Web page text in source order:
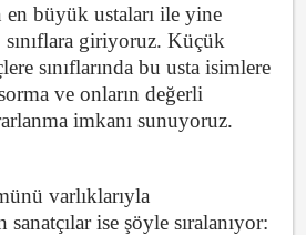
büyük ustaları ile yine
giriyoruz. Küçük
sınıflarında bu usta isimlere
ve onların değerli
imkanı sunuyoruz.
varlıklarıyla
ise şöyle sıralanıyor: